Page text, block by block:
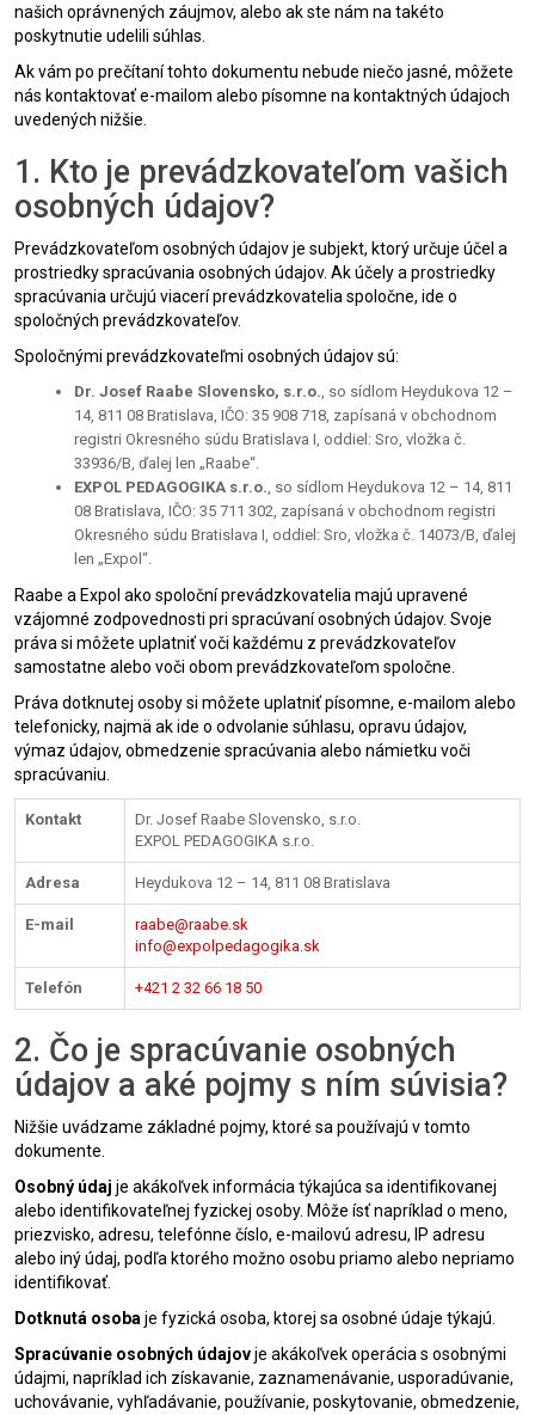
našich oprávnených záujmov, alebo ak ste nám na takéto
poskytnutie udelili súhlas.
Ak vám po prečítaní tohto dokumentu nebude niečo jasné, môžete
nás kontaktovať e-mailom alebo písomne na kontaktných údajoch
uvedených nižšie.
1. Kto je prevádzkovateľom vašich
osobných údajov?
Prevádzkovateľom osobných údajov je subjekt, ktorý určuje účel a
prostriedky spracúvania osobných údajov. Ak účely a prostriedky
spracúvania určujú viacerí prevádzkovatelia spoločne, ide o
spoločných prevádzkovateľov.
Spoločnými prevádzkovateľmi osobných údajov sú:
Dr. Josef Raabe Slovensko, s.r.o., so sídlom Heydukova 12 –
14, 811 08 Bratislava, IČO: 35 908 718, zapísaná v obchodnom
registri Okresného súdu Bratislava I, oddiel: Sro, vložka č.
33936/B, ďalej len „Raabe“.
EXPOL PEDAGOGIKA s.r.o., so sídlom Heydukova 12 – 14, 811
08 Bratislava, IČO: 35 711 302, zapísaná v obchodnom registri
Okresného súdu Bratislava I, oddiel: Sro, vložka č. 14073/B, ďalej
len „Expol“.
Raabe a Expol ako spoloční prevádzkovatelia majú upravené
vzájomné zodpovednosti pri spracúvaní osobných údajov. Svoje
práva si môžete uplatniť voči každému z prevádzkovateľov
samostatne alebo voči obom prevádzkovateľom spoločne.
Práva dotknutej osoby si môžete uplatniť písomne, e-mailom alebo
telefonicky, najmä ak ide o odvolanie súhlasu, opravu údajov,
výmaz údajov, obmedzenie spracúvania alebo námietku voči
spracúvaniu.
Kontakt
Dr. Josef Raabe Slovensko, s.r.o.
EXPOL PEDAGOGIKA s.r.o.
Adresa Heydukova 12 – 14, 811 08 Bratislava
E-mail
raabe@raabe.sk
info@expolpedagogika.sk
Telefón +421 2 32 66 18 50
2. Čo je spracúvanie osobných
údajov a aké pojmy s ním súvisia?
Nižšie uvádzame základné pojmy, ktoré sa používajú v tomto
dokumente.
Osobný údaj je akákoľvek informácia týkajúca sa identifikovanej
alebo identifikovateľnej fyzickej osoby. Môže ísť napríklad o meno,
priezvisko, adresu, telefónne číslo, e-mailovú adresu, IP adresu
alebo iný údaj, podľa ktorého možno osobu priamo alebo nepriamo
identifikovať.
Dotknutá osoba je fyzická osoba, ktorej sa osobné údaje týkajú.
Spracúvanie osobných údajovje akákoľvek operácia s osobnými
údajmi, napríklad ich získavanie, zaznamenávanie, usporadúvanie,
uchovávanie, vyhľadávanie, používanie, poskytovanie, obmedzenie,